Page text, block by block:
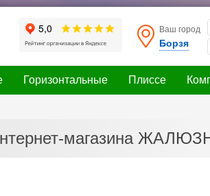
Ваш город
Борзя
Горизонтальные Плиссе
магазина